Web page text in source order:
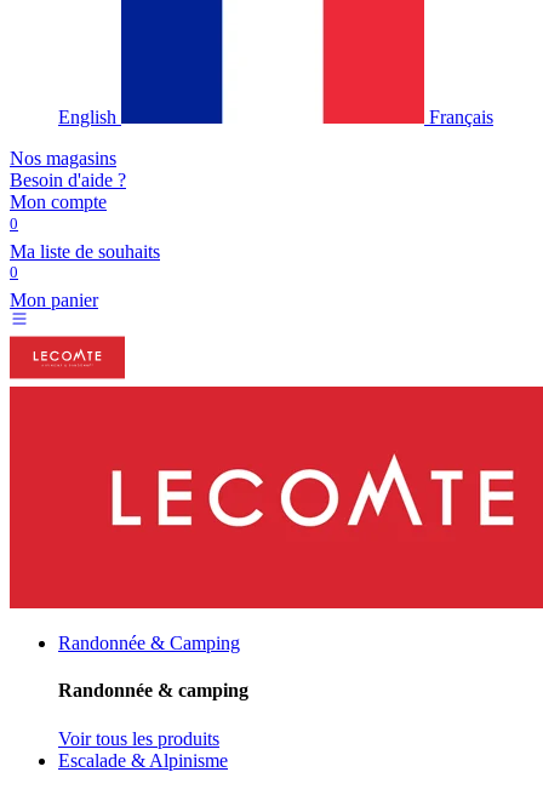
English
Français
Nos magasins
Besoin d'aide ?
Mon compte
0
Ma liste de souhaits
0
Mon panier
Randonnée & Camping
Randonnée & camping
Voir tous les produits
Escalade & Alpinisme